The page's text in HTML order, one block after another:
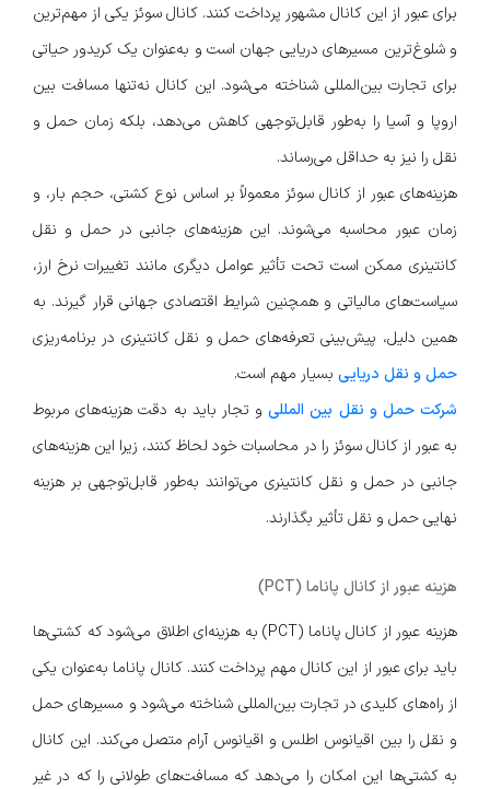
برای عبور از این کانال مشهور پرداخت کنند. کانال سوئز یکی از مهم‌ترین
و شلوغ‌ترین مسیرهای دریایی جهان است و به‌عنوان یک کریدور حیاتی
برای تجارت بین‌المللی شناخته می‌شود. این کانال نه‌تنها مسافت بین
اروپا و آسیا را به‌طور قابل‌توجهی کاهش می‌دهد، بلکه زمان حمل و
نقل را نیز به حداقل می‌رساند.
هزینه‌های عبور از کانال سوئز معمولاً بر اساس نوع کشتی، حجم بار، و
زمان عبور محاسبه می‌شوند. این هزینه‌های جانبی در حمل و نقل
کانتینری ممکن است تحت تأثیر عوامل دیگری مانند تغییرات نرخ ارز،
سیاست‌های مالیاتی و همچنین شرایط اقتصادی جهانی قرار گیرند. به
همین دلیل، پیش‌بینی تعرفه‌های حمل و نقل کانتینری در برنامه‌ریزی
حمل و نقل دریایی بسیار مهم است.
شرکت حمل و نقل بین المللیو تجار باید به دقت هزینه‌های مربوط
به عبور از کانال سوئز را در محاسبات خود لحاظ کنند، زیرا این هزینه‌های
جانبی در حمل و نقل کانتینری می‌توانند به‌طور قابل‌توجهی بر هزینه
نهایی حمل و نقل تأثیر بگذارند.
هزینه عبور از کانال پاناما (PCT)
هزینه عبور از کانال پاناما (PCT) به هزینه‌ای اطلاق می‌شود که کشتی‌ها
باید برای عبور از این کانال مهم پرداخت کنند. کانال پاناما به‌عنوان یکی
از راه‌های کلیدی در تجارت بین‌المللی شناخته می‌شود و مسیرهای حمل
و نقل را بین اقیانوس اطلس و اقیانوس آرام متصل می‌کند. این کانال
به کشتی‌ها این امکان را می‌دهد که مسافت‌های طولانی را که در غیر